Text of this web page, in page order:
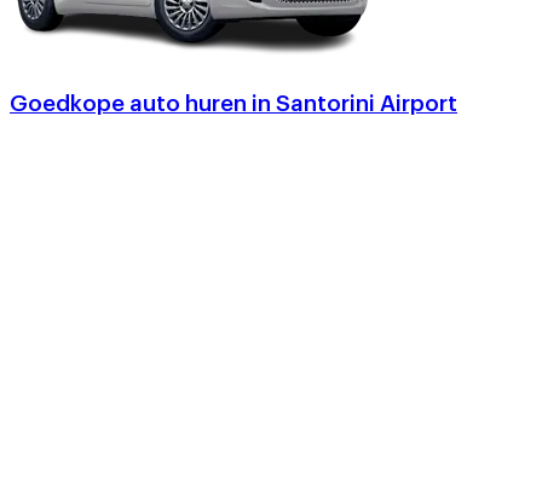
Goedkope auto huren in Santorini Airport